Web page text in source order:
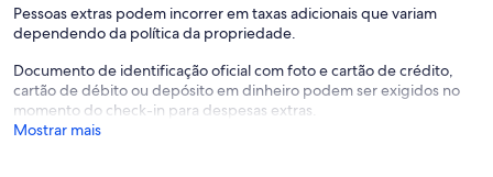
Pessoas extras podem incorrer em taxas adicionais que variam
dependendo da política da propriedade.
Documento de identificação oficial com foto e cartão de crédito,
cartão de débito ou depósito em dinheiro podem ser exigidos no
momento do check-in para despesas extras.
Mostrar mais